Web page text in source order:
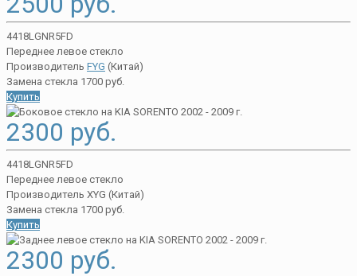
4418LGNR5FD
Переднее левое стекло
Производитель FYG (Китай)
Замена стекла 1700 руб.
Купить
2300 руб.
4418LGNR5FD
Переднее левое стекло
Производитель XYG (Китай)
Замена стекла 1700 руб.
Купить
2300 руб.